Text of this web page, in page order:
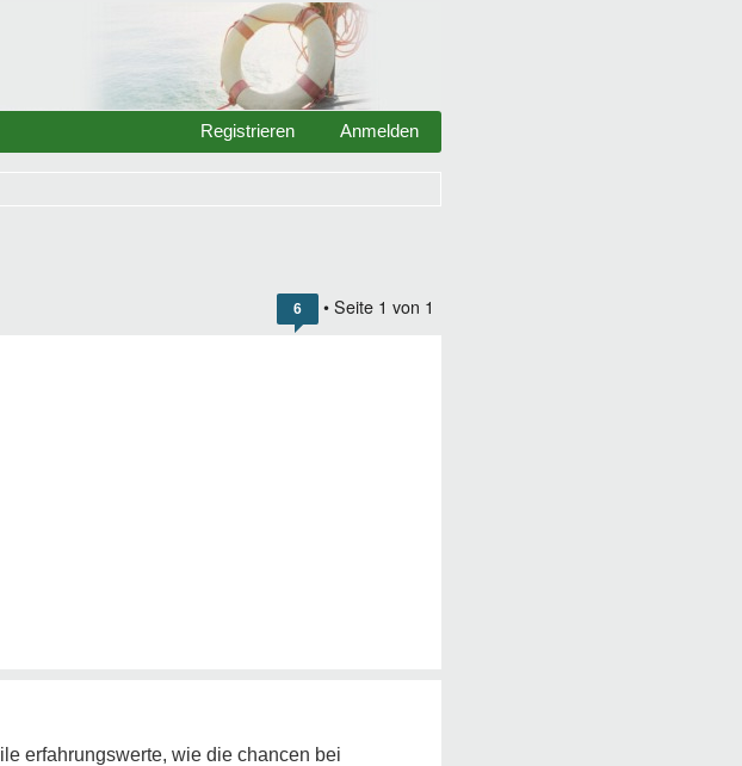
Anmelden
Registrieren
6 • Seite 1 von 1
erfahrungswerte, wie die chancen bei